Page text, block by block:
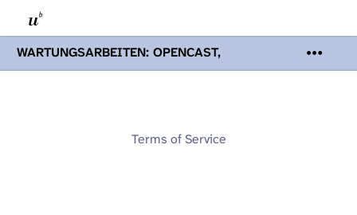
WARTUNGSARBEITEN: OPENCAST,
PODCASTS & TOBIRA
Mi 19. August
Opencast-Videos und Tobira nicht zur
Terms of Service